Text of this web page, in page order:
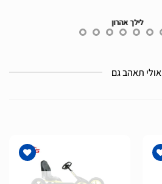
לילך אהרון
אולי תאהב גם